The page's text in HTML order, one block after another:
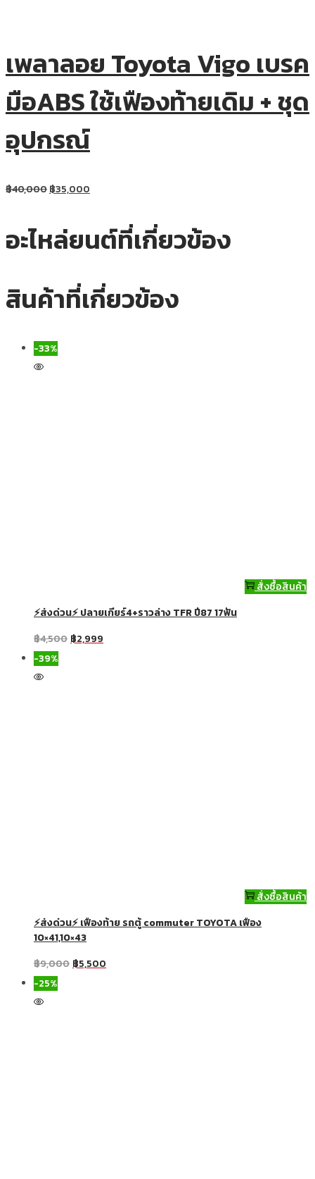
เพลาลอย Toyota Vigo เบรค
มือABS ใช้เฟืองท้ายเดิม + ชุด
อุปกรณ์
฿40,000฿35,000
อะไหล่ยนต์ที่เกี่ยวข้อง
สินค้าที่เกี่ยวข้อง
-33%
สั่งซื้อสินค้า
⚡ส่งด่วน⚡ ปลายเกียร์4+ราวล่าง TFR ปี87 17ฟัน
฿4,500 ฿2,999
-39%
สั่งซื้อสินค้า
⚡ส่งด่วน⚡ เฟืองท้าย รถตู้ commuter TOYOTA เฟือง
10×41,10×43
฿9,000฿5,500
-25%